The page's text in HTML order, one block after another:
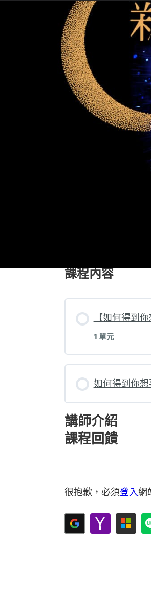
課程介紹
在一陳不變的生活
望的主題變成我希望
的表達，宇宙要如何
在追求金錢、健康
真正的意義。如同
的情緒、信念，也
在這邀請你與王子
運用最簡單的
從混沌狀態立
課程內容
【如何得到
1 單元
如何得到你想
講師介紹
課程回饋
很抱歉，必須登入網